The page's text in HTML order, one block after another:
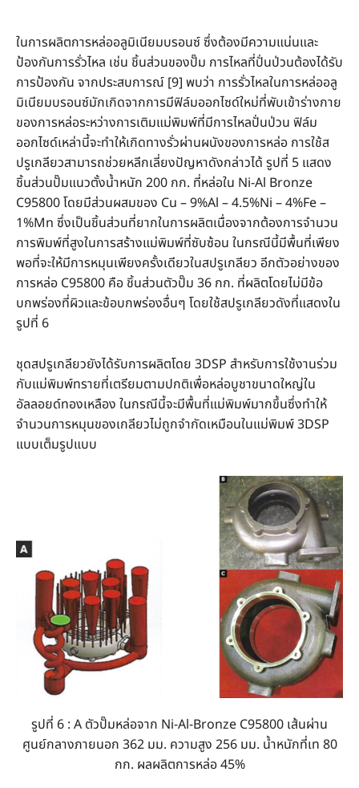
ในการผลิตการหล่ออลูมิเนียมบรอนซ์ ซึ่งต้องมีความแน่นและ
ป้องกันการรั่วไหล เช่น ชิ้นส่วนของปั๊ม การไหลที่ปั่นป่วนต้องได้รับ
การป้องกัน จากประสบการณ์ [9] พบว่า การรั่วไหลในการหล่ออลู
มิเนียมบรอนซ์มักเกิดจากการมีฟิล์มออกไซด์ใหม่ที่พับเข้าร่างกาย
ของการหล่อระหว่างการเติมแม่พิมพ์ที่มีการไหลปั่นป่วน ฟิล์ม
ออกไซด์เหล่านี้จะทำให้เกิดทางรั่วผ่านผนังของการหล่อ การใช้ส
ปรูเกลียวสามารถช่วยหลีกเลี่ยงปัญหาดังกล่าวได้ รูปที่ 5 แสดง
ชิ้นส่วนปั๊มแนวตั้งน้ำหนัก 200 กก. ที่หล่อใน Ni-Al Bronze
C95800 โดยมีส่วนผสมของ Cu – 9%Al – 4.5%Ni – 4%Fe –
1%Mn ซึ่งเป็นชิ้นส่วนที่ยากในการผลิตเนื่องจากต้องการจำนวน
การพิมพ์ที่สูงในการสร้างแม่พิมพ์ที่ซับซ้อน ในกรณีนี้มีพื้นที่เพียง
พอที่จะให้มีการหมุนเพียงครั้งเดียวในสปรูเกลียว อีกตัวอย่างของ
การหล่อ C95800 คือ ชิ้นส่วนตัวปั๊ม 36 กก. ที่ผลิตโดยไม่มีข้อ
บกพร่องที่ผิวและข้อบกพร่องอื่นๆ โดยใช้สปรูเกลียวดังที่แสดงใน
รูปที่ 6
ชุดสปรูเกลียวยังได้รับการผลิตโดย 3DSP สำหรับการใช้งานร่วม
กับแม่พิมพ์ทรายที่เตรียมตามปกติเพื่อหล่อบูชาขนาดใหญ่ใน
อัลลอยด์ทองเหลือง ในกรณีนี้จะมีพื้นที่แม่พิมพ์มากขึ้นซึ่งทำให้
จำนวนการหมุนของเกลียวไม่ถูกจำกัดเหมือนในแม่พิมพ์ 3DSP
แบบเต็มรูปแบบ
รูปที่ 6 : A ตัวปั๊มหล่อจาก Ni-Al-Bronze C95800 เส้นผ่าน
ศูนย์กลางภายนอก 362 มม. ความสูง 256 มม. น้ำหนักที่เท 80
กก. ผลผลิตการหล่อ 45%